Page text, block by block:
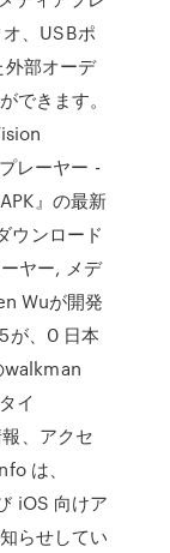
、USBポ
部オーデ
できます。
レーヤー -
』の最新
ウンロード
ヤー, メデ
Wuが開発
が、0 日本
walkman
イ
、アクセ
は、
iOS 向けア
らせしてい